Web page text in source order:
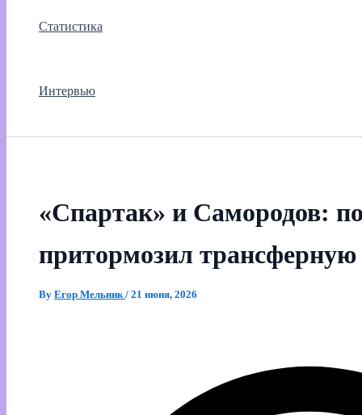
Статистика
Интервью
«Спартак» и Самородов:
притормозил
By Егор Мельник/ 21 июня, 2026